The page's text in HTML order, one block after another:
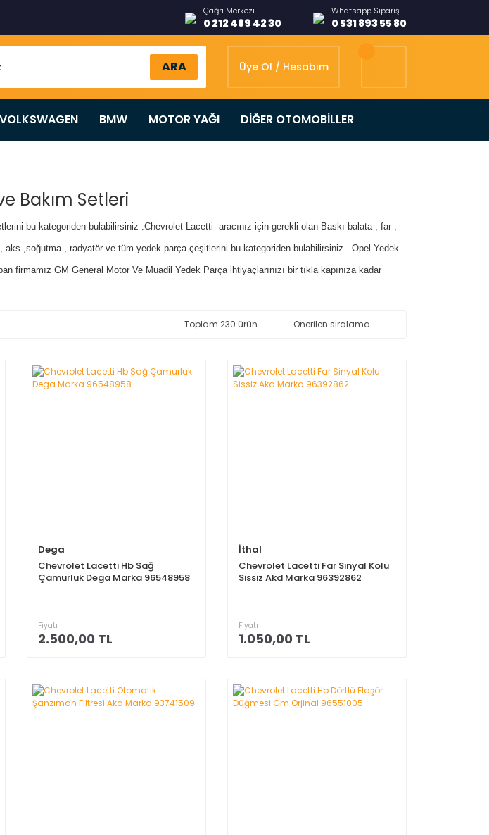
Çağrı Merkezi
0 212 489 42 30
Whatsapp Sipariş
0 531 893 55 80
ARA Üye Ol / Hesabım
VOLKSWAGEN BMW MOTOR YAĞI DİĞER OTOMOBİLLER
Bakım Setleri
bu kategoriden bulabilirsiniz .Chevrolet Lacetti aracınız için gerekli olan Baskı balata , far ,
aks ,soğutma , radyatör ve tüm yedek parça çeşitlerini bu kategoriden bulabilirsiniz . Opel Yedek
firmamız GM General Motor Ve Muadil Yedek Parçaihtiyaçlarınızı bir tıkla kapınıza kadar
Toplam 230 ürün
Dega
Chevrolet Lacetti Hb Sağ
Çamurluk Dega Marka 96548958
Fiyatı
2.500,00 TL
İthal
Chevrolet Lacetti Far Sinyal Kolu
Sissiz Akd Marka 96392862
Fiyatı
1.050,00 TL